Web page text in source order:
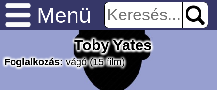
Menü
Toby Yates
Foglalkozás:vágó(15 film)